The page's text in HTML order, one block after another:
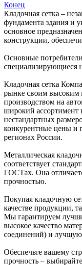
Конец
Кладочная сетка –
фундамента здания и
основное
конструкции,
Основные
специализирующиеся
Кладочная сетка
рынке своим высоким
производством на
широкий ассортимент
нестандартных
конкурентные цены и
регионах России.
Металлическая
соответствует
ГОСТах. Она
прочностью.
Покупая кладочную
качестве продукции,
Мы гарантируем
высокое качество
соединений) и
Обеспечьте вашему
прочность –